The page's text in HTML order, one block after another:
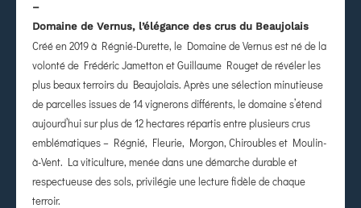
–
Domaine de Vernus, l’élégance des crus du Beaujolais
Créé en 2019 à Régnié-Durette, le Domaine de Vernus est né de la
volonté de Frédéric Jametton et Guillaume Rouget de révéler les
plus beaux terroirs du Beaujolais. Après une sélection minutieuse
de parcelles issues de 14 vignerons différents, le domaine s’étend
aujourd’hui sur plus de 12 hectares répartis entre plusieurs crus
emblématiques – Régnié, Fleurie, Morgon, Chiroubles et Moulin-
à-Vent. La viticulture, menée dans une démarche durable et
respectueuse des sols, privilégie une lecture fidèle de chaque
terroir.